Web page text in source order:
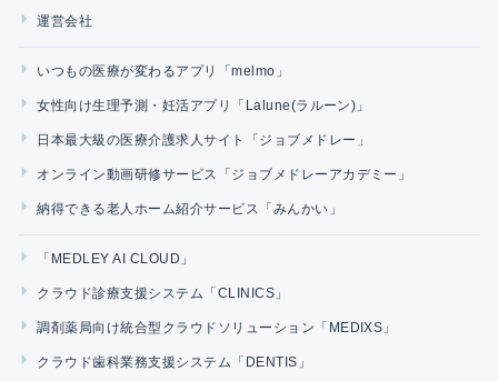
運営会社
いつもの医療が変わるアプリ「melmo」
女性向け生理予測・妊活アプリ「Lalune(ラルーン)」
日本最大級の医療介護求人サイト「ジョブメドレー」
オンライン動画研修サービス「ジョブメドレーアカデミー」
納得できる老人ホーム紹介サービス「みんかい」
「MEDLEY AI CLOUD」
クラウド診療支援システム「CLINICS」
調剤薬局向け統合型クラウドソリューション「MEDIXS」
クラウド歯科業務支援システム「DENTIS」